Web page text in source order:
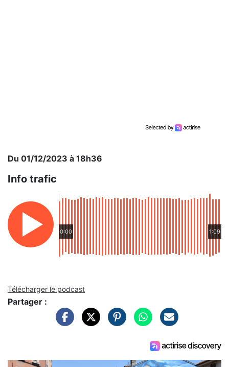
Du 01/12/2023 à 18h36
Info trafic
0:00 1:09
Télécharger le podcast
Partager :